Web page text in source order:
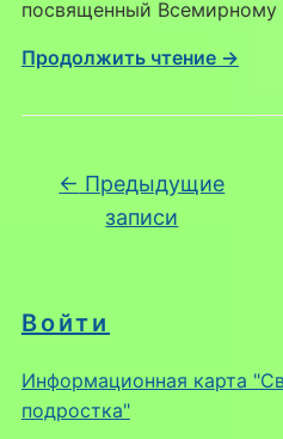
Войти
Информационная карта
подростка"
посвященный
Продолжить чтение →
Навигация по
← Предыдущие
записи